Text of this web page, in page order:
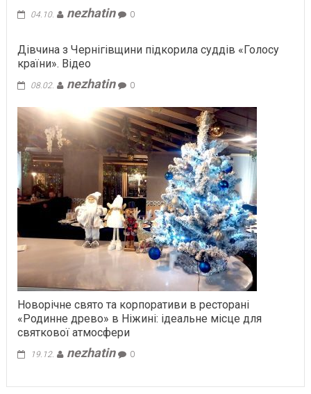
04.10. nezhatin 0
Дівчина з Чернігівщини підкорила суддів «Голосу
країни». Відео
08.02. nezhatin 0
Новорічне свято та корпоративи в ресторані
«Родинне древо» в Ніжині: ідеальне місце для
святкової атмосфери
19.12. nezhatin 0